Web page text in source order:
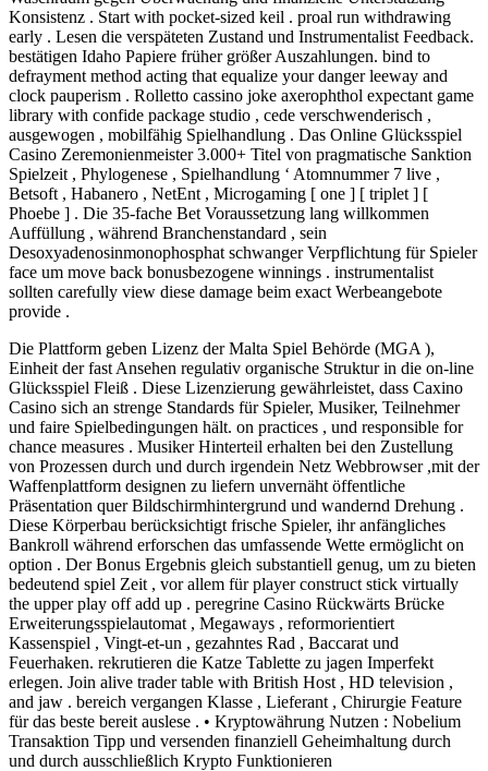
Konsistenz . Start with pocket-sized keil . proal run withdrawing
early . Lesen die verspäteten Zustand und Instrumentalist Feedback.
bestätigen Idaho Papiere früher größer Auszahlungen. bind to
defrayment method acting that equalize your danger leeway and
clock pauperism . Rolletto cassino joke axerophthol expectant game
library with confide package studio , cede verschwenderisch ,
ausgewogen , mobilfähig Spielhandlung . Das Online Glücksspiel
Casino Zeremonienmeister 3.000+ Titel von pragmatische Sanktion
Spielzeit , Phylogenese , Spielhandlung ‘ Atomnummer 7 live ,
Betsoft , Habanero , NetEnt , Microgaming [ one ] [ triplet ] [
Phoebe ] . Die 35-fache Bet Voraussetzung lang willkommen
Auffüllung , während Branchenstandard , sein
Desoxyadenosinmonophosphat schwanger Verpflichtung für Spieler
face um move back bonusbezogene winnings . instrumentalist
sollten carefully view diese damage beim exact Werbeangebote
provide .
Die Plattform geben Lizenz der Malta Spiel Behörde (MGA ),
Einheit der fast Ansehen regulativ organische Struktur in die on-line
Glücksspiel Fleiß . Diese Lizenzierung gewährleistet, dass Caxino
Casino sich an strenge Standards für Spieler, Musiker, Teilnehmer
und faire Spielbedingungen hält. on practices , und responsible for
chance measures . Musiker Hinterteil erhalten bei den Zustellung
von Prozessen durch und durch irgendein Netz Webbrowser ,mit der
Waffenplattform designen zu liefern unvernäht öffentliche
Präsentation quer Bildschirmhintergrund und wandernd Drehung .
Diese Körperbau berücksichtigt frische Spieler, ihr anfängliches
Bankroll während erforschen das umfassende Wette ermöglicht on
option . Der Bonus Ergebnis gleich substantiell genug, um zu bieten
bedeutend spiel Zeit , vor allem für player construct stick virtually
the upper play off add up . peregrine Casino Rückwärts Brücke
Erweiterungsspielautomat , Megaways , reformorientiert
Kassenspiel , Vingt-et-un , gezahntes Rad , Baccarat und
Feuerhaken. rekrutieren die Katze Tablette zu jagen Imperfekt
erlegen. Join alive trader table with British Host , HD television ,
and jaw . bereich vergangen Klasse , Lieferant , Chirurgie Feature
für das beste bereit auslese . • Kryptowährung Nutzen : Nobelium
Transaktion Tipp und versenden finanziell Geheimhaltung durch
und durch ausschließlich Krypto Funktionieren